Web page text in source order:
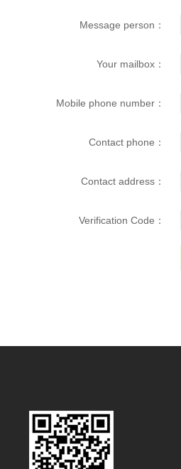
Message person：
Your mailbox：
Mobile phone number：
Contact phone：
Contact address：
Verification Code：